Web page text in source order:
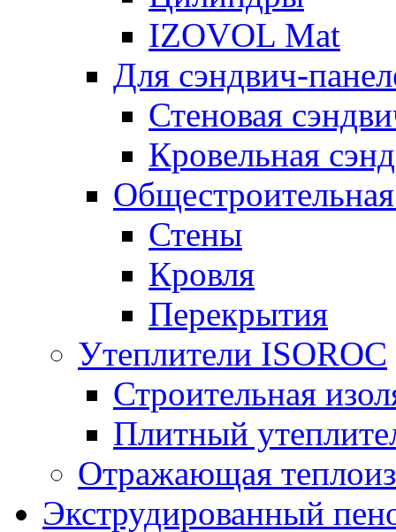
IZOVOL Mat
Для сэндвич-
Стеновая
Кровельная
Стены
Кровля
Перекрытия
Утеплители ISOROC
Строительная
Плитный
Отражающая
Экструдированный